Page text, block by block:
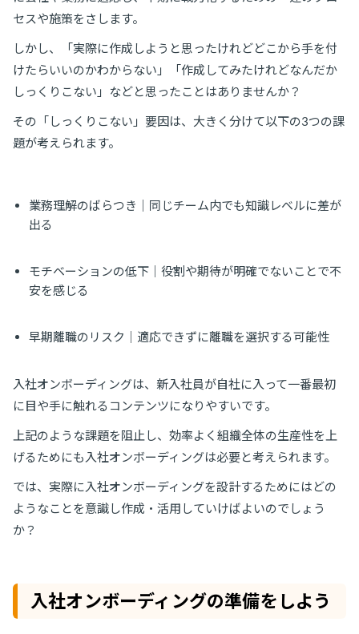
セスや施策をさします。
しかし、「実際に作成しようと思ったけれどどこから手を付
けたらいいのかわからない」「作成してみたけれどなんだか
しっくりこない」などと思ったことはありませんか？
その「しっくりこない」要因は、大きく分けて以下の3つの課
題が考えられます。
業務理解のばらつき｜同じチーム内でも知識レベルに差が
出る
モチベーションの低下｜役割や期待が明確でないことで不
安を感じる
早期離職のリスク｜適応できずに離職を選択する可能性
入社オンボーディングは、新入社員が自社に入って一番最初
に目や手に触れるコンテンツになりやすいです。
上記のような課題を阻止し、効率よく組織全体の生産性を上
げるためにも入社オンボーディングは必要と考えられます。
では、実際に入社オンボーディングを設計するためにはどの
ようなことを意識し作成・活用していけばよいのでしょう
か？
入社オンボーディングの準備をしよう